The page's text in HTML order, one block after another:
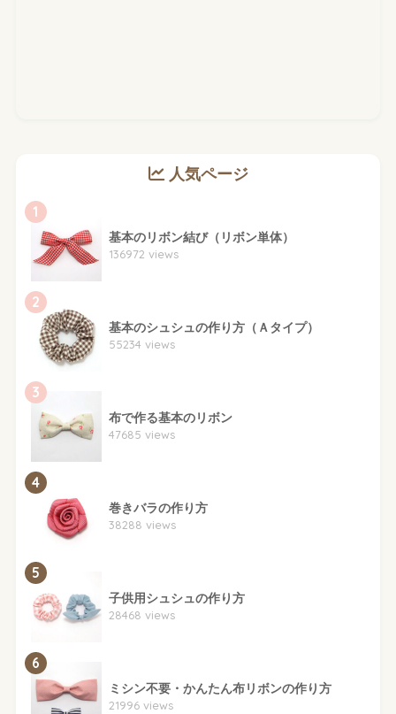
人気ページ
1
基本のリボン結び（リボン単体）
136972 views
2
基本のシュシュの作り方（Ａタイプ）
55234 views
3
布で作る基本のリボン
47685 views
4
巻きバラの作り方
38288 views
5
子供用シュシュの作り方
28468 views
6
ミシン不要・かんたん布リボンの作り方
21996 views